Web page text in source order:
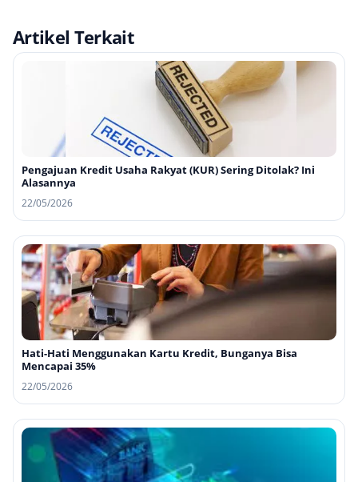
Artikel Terkait
Pengajuan Kredit Usaha Rakyat (KUR) Sering Ditolak? Ini
Alasannya
22/05/2026
Hati-Hati Menggunakan Kartu Kredit, Bunganya Bisa
Mencapai 35%
22/05/2026